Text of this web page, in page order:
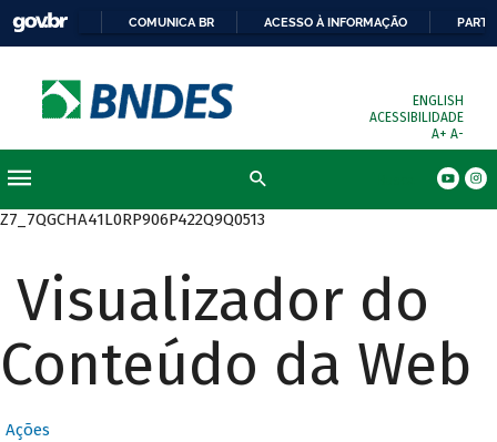
COMUNICA BR ACESSO À INFORMAÇÃO
ENGLISH
ACESSIBILIDADE
A+ A-
Z7_7QGCHA41L0RP906P422Q9Q0513
Visualizador do
Conteúdo da Web
Ações